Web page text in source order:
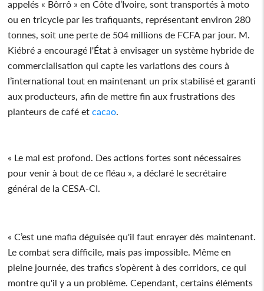
appelés « Bôrrô » en Côte d’Ivoire, sont transportés à moto
ou en tricycle par les trafiquants, représentant environ 280
tonnes, soit une perte de 504 millions de FCFA par jour. M.
Kiébré a encouragé l'État à envisager un système hybride de
commercialisation qui capte les variations des cours à
l’international tout en maintenant un prix stabilisé et garanti
aux producteurs, afin de mettre fin aux frustrations des
planteurs de café et cacao.
« Le mal est profond. Des actions fortes sont nécessaires
pour venir à bout de ce fléau », a déclaré le secrétaire
général de la CESA-CI.
« C’est une mafia déguisée qu'il faut enrayer dès maintenant.
Le combat sera difficile, mais pas impossible. Même en
pleine journée, des trafics s’opèrent à des corridors, ce qui
montre qu'il y a un problème. Cependant, certains éléments